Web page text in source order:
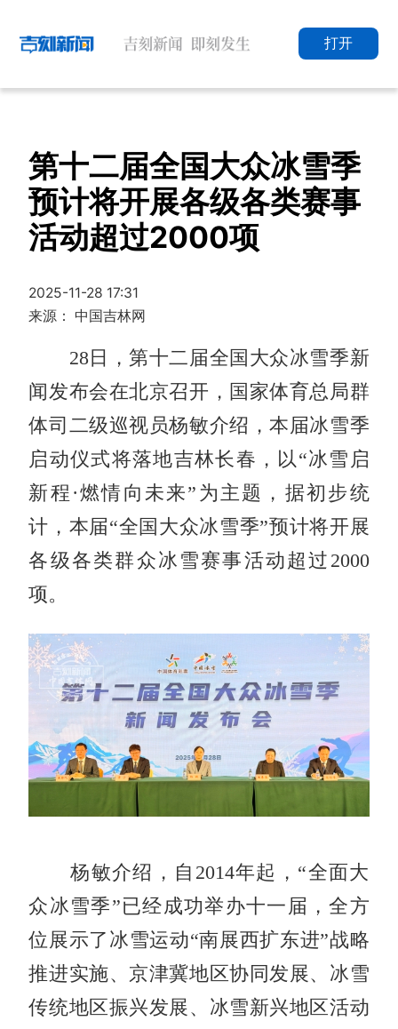
打开
第十二届全国大众冰雪季
预计将开展各级各类赛事
活动超过2000项
2025-11-28 17:31
来源： 中国吉林网
28日，第十二届全国大众冰雪季新
闻发布会在北京召开，国家体育总局群
体司二级巡视员杨敏介绍，本届冰雪季
启动仪式将落地吉林长春，以“冰雪启
新程·燃情向未来”为主题，据初步统
计，本届“全国大众冰雪季”预计将开展
各级各类群众冰雪赛事活动超过2000
项。
杨敏介绍，自2014年起，“全面大
众冰雪季”已经成功举办十一届，全方
位展示了冰雪运动“南展西扩东进”战略
推进实施、京津冀地区协同发展、冰雪
传统地区振兴发展、冰雪新兴地区活动